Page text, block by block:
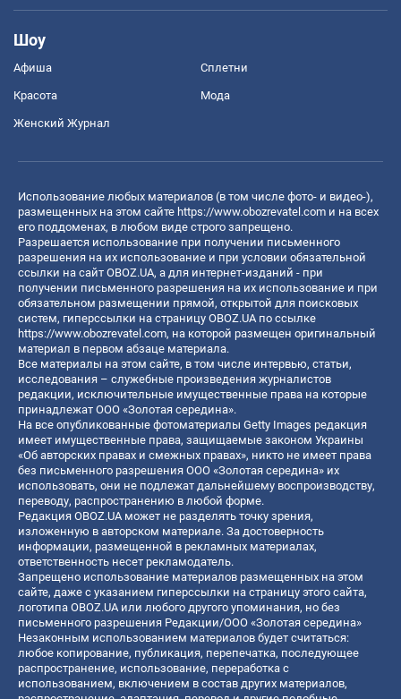
Шоу
Афиша Сплетни
Красота Мода
Женский Журнал
Использование любых материалов (в том числе фото- и видео-),
размещенных на этом сайте https://www.obozrevatel.com и на всех
его поддоменах, в любом виде строго запрещено.
Разрешается использование при получении письменного
разрешения на их использование и при условии обязательной
ссылки на сайт OBOZ.UA, а для интернет-изданий - при
получении письменного разрешения на их использование и при
обязательном размещении прямой, открытой для поисковых
систем, гиперссылки на страницу OBOZ.UA по ссылке
https://www.obozrevatel.com, на которой размещен оригинальный
материал в первом абзаце материала.
Все материалы на этом сайте, в том числе интервью, статьи,
исследования – служебные произведения журналистов
редакции, исключительные имущественные права на которые
принадлежат ООО «Золотая середина».
На все опубликованные фотоматериалы Getty Images редакция
имеет имущественные права, защищаемые законом Украины
«Об авторских правах и смежных правах», никто не имеет права
без письменного разрешения ООО «Золотая середина» их
использовать, они не подлежат дальнейшему воспроизводству,
переводу, распространению в любой форме.
Редакция OBOZ.UA может не разделять точку зрения,
изложенную в авторском материале. За достоверность
информации, размещенной в рекламных материалах,
ответственность несет рекламодатель.
Запрещено использование материалов размещенных на этом
сайте, даже с указанием гиперссылки на страницу этого сайта,
логотипа OBOZ.UA или любого другого упоминания, но без
письменного разрешения Редакции/ООО «Золотая середина»
Незаконным использованием материалов будет считаться:
любое копирование, публикация, перепечатка, последующее
распространение, использование, переработка с
использованием, включением в состав других материалов,